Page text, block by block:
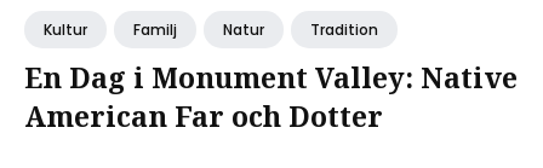
Kultur Familj Natur Tradition
En Dag i Monument Valley: Native
American Far och Dotter